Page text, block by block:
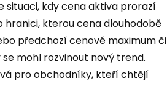
situaci, kdy cena aktiva prorazí
hranici, kterou cena dlouhodobě
předchozí cenové maximum či
mohl rozvinout nový trend.
pro obchodníky, kteří chtějí